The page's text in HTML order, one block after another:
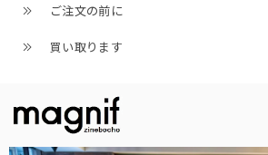
ご注文の前に
買い取ります